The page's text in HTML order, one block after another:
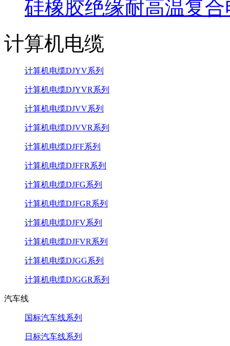
硅橡胶绝缘耐高温复合
计算机电缆
计算机电缆DJYV系列
计算机电缆DJYVR系列
计算机电缆DJVV系列
计算机电缆DJVVR系列
计算机电缆DJFF系列
计算机电缆DJFFR系列
计算机电缆DJFG系列
计算机电缆DJFGR系列
计算机电缆DJFV系列
计算机电缆DJFVR系列
计算机电缆DJGG系列
计算机电缆DJGGR系列
汽车线
国标汽车线系列
日标汽车线系列